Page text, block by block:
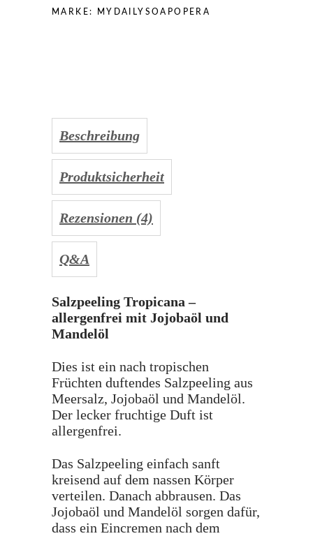
MARKE: MYDAILYSOAPOPERA
Beschreibung
Produktsicherheit
Rezensionen (4)
Q&A
Salzpeeling Tropicana –
allergenfrei mit Jojobaöl und
Mandelöl
Dies ist ein nach tropischen
Früchten duftendes Salzpeeling aus
Meersalz, Jojobaöl und Mandelöl.
Der lecker fruchtige Duft ist
allergenfrei.
Das Salzpeeling einfach sanft
kreisend auf dem nassen Körper
verteilen. Danach abbrausen. Das
Jojobaöl und Mandelöl sorgen dafür,
dass ein Eincremen nach dem